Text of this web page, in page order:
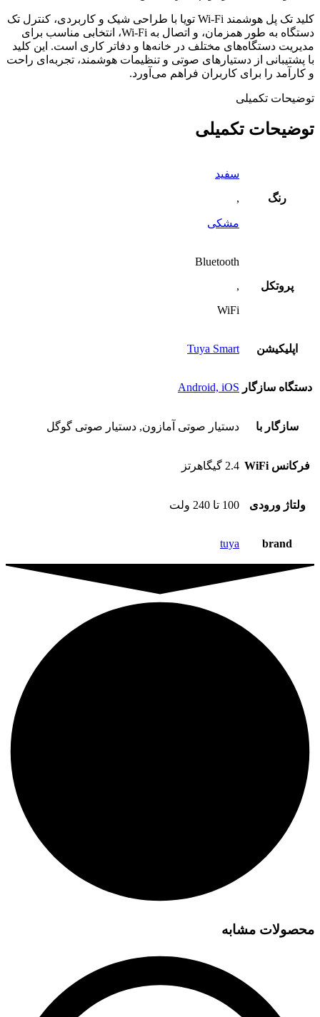
کلید تک پل هوشمند Wi-Fi تویا با طراحی شیک و کاربردی، کنترل تک
دستگاه به طور همزمان، و اتصال به Wi-Fi، انتخابی مناسب برای
مدیریت دستگاه‌های مختلف در خانه‌ها و دفاتر کاری است. این کلید
با پشتیبانی از دستیارهای صوتی و تنظیمات هوشمند، تجربه‌ای راحت
و کارآمد را برای کاربران فراهم می‌آورد.
توضیحات تکمیلی
توضیحات تکمیلی
رنگ
سفید
,
مشکی
پروتکل
Bluetooth
,
WiFi
اپلیکیشن Tuya Smart
دستگاه‌ سازگار Android, iOS
سازگار با دستیار صوتی آمازون, دستیار صوتی گوگل
فرکانس WiFi 2.4 گیگاهرتز
ولتاژ ورودی 100 تا 240 ولت
brand
tuya
محصولات مشابه